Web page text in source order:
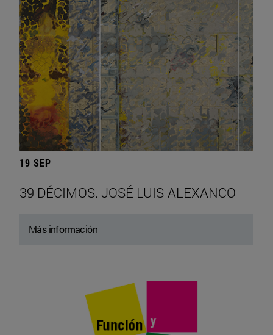
19 SEP
39 DÉCIMOS. JOSÉ LUIS ALEXANCO
Más información